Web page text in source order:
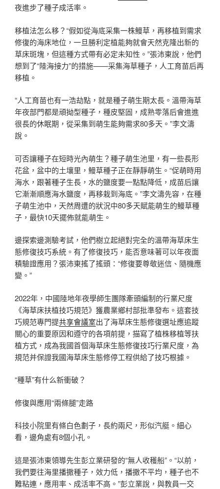
夜進步了種子成活率。
移植法怎么移？“假如從海底采集一株鰻草，再移植到需求
修復的海床地位，一旦勝利定植能夠就會天然克隆出新的
草床斑塊，但這種方式帶有必定未知性。”張沛東說，他們
想到了“陸海接力”的措施——采集海草種子，人工育苗后再
移植。
“人工育苗也有一浩劫點，就是種子萌生期太長。溫帶海草
年夜部門都是頑拗型種子，種皮堅固，成熟零落后會進進
很長的休眠期，從采集到萌生能夠需求80多天。”李文濤
說。
可否讓種子在短時光內萌生？種子萌生池里，有一些長形
花盆，盆中的土壤里，鰻草種子正在靜靜萌生。“促萌時用
海水，跟著種子生長，水的鹽度要一點點降低，成苗后讓
它漸漸順應海水鹽度，再移栽到海底。”李文濤先容，在種
子萌生池中，天然周遭的狀況中80多天賦能萌生的鰻草種
子，最快10天擺佈就能萌生。
邊探索邊測驗考試，他們樹立起絕對完全的溫帶海草床生
態修復技巧系統。有了修復技巧，能否意味著可以年夜面
積驗證應用？張沛東搖了搖頭：“修復要尊敬迷信、隨機應
變。”
2022年，中國陸地年夜學師生團隊牽頭編制的行業尺度
《海草床扶植技巧規范》獲農業鄉村部批準發布。這套技
巧規范專門提共享會議室出了海草床生態修復選址應追蹤
關心的重要原因和遵守的各項前提，描寫了植株移植等扶
植方式，成為我國首個海草床生態修復技巧行業尺度，為
規范并保證我國海草床生態修停工程供給了技巧根據。
“種草”有什么新衝破？
修復與應用“兩條腿”走路
科技小院里有條白色劃子，長約兩尺，形似汽艇。細心
看，邊角處有8個小孔。
這是張沛東領導先生彭立業研發的“無人收穫船”。“以前，
我們要往海里播撒種子，效力低，播撒不平均，種子也不
難粘連，應用率、成活率不高。”彭立業說，與教員一交